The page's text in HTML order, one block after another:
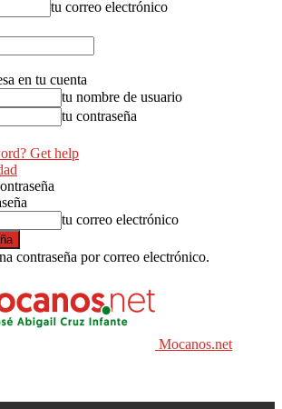
tu correo electrónico
en tu cuenta
tu nombre de usuario
tu contraseña
Get help
tu correo electrónico
contraseña por correo electrónico.
Mocanos.net